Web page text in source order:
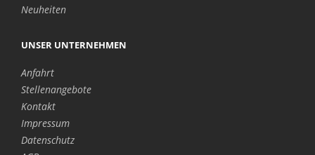
Neuheiten
UNSER UNTERNEHMEN
Anfahrt
Stellenangebote
Kontakt
Impressum
Datenschutz